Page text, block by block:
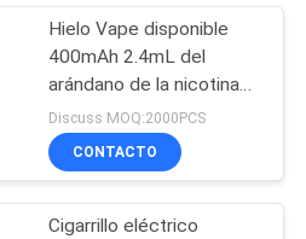
Hielo Vape disponible
400mAh 2.4mL del
arándano de la nicotina
50mg
Discuss MOQ:2000PCS
CONTACTO
Cigarrillo eléctrico